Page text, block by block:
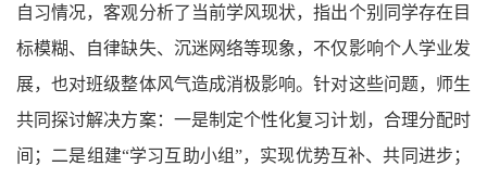
自习情况，客观分析了当前学风现状，指出个别同学存在目
标模糊、自律缺失、沉迷网络等现象，不仅影响个人学业发
展，也对班级整体风气造成消极影响。针对这些问题，师生
共同探讨解决方案：一是制定个性化复习计划，合理分配时
间；二是组建“学习互助小组”，实现优势互补、共同进步；